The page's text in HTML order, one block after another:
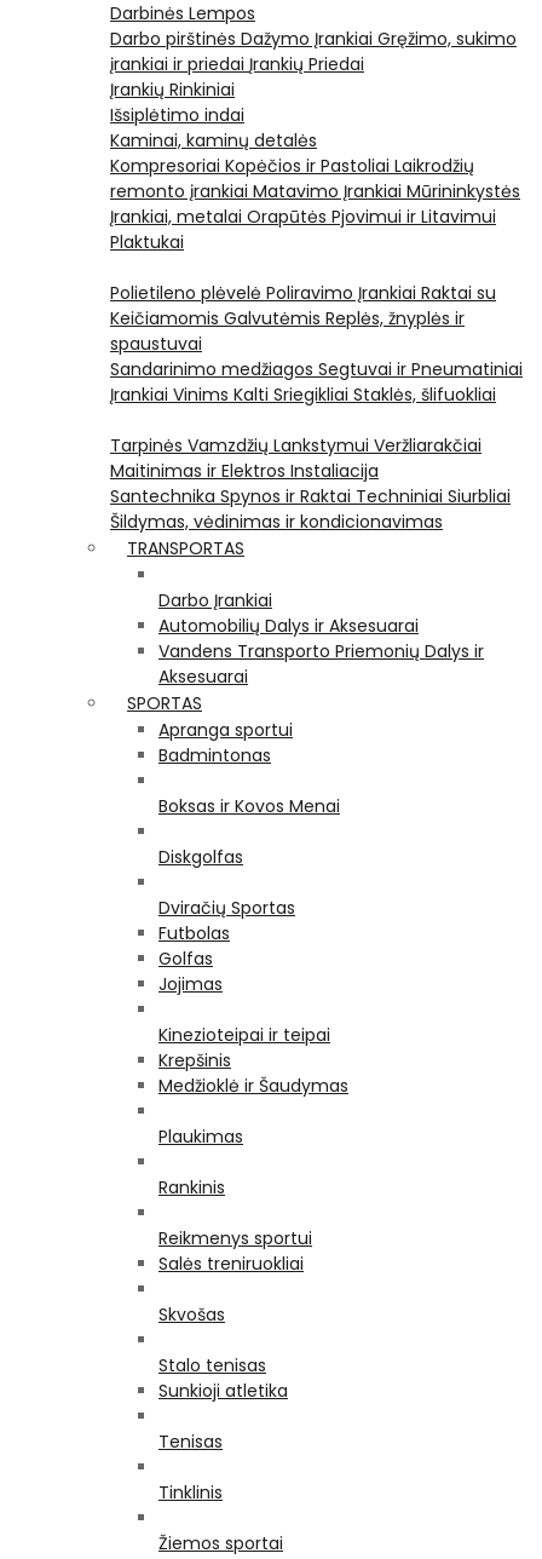
Darbinės Lempos
Darbo pirštinės Dažymo Įrankiai Gręžimo, sukimo
įrankiai ir priedai Įrankių Priedai
Įrankių Rinkiniai
Išsiplėtimo indai
Kaminai, kaminų detalės
Kompresoriai Kopėčios ir Pastoliai Laikrodžių
remonto įrankiai Matavimo Įrankiai Mūrininkystės
Įrankiai, metalai Orapūtės Pjovimui ir Litavimui
Plaktukai
Polietileno plėvelė Poliravimo Įrankiai Raktai su
Keičiamomis Galvutėmis Replės, žnyplės ir
spaustuvai
Sandarinimo medžiagos Segtuvai ir Pneumatiniai
Įrankiai Vinims Kalti Sriegikliai Staklės, šlifuokliai
Tarpinės Vamzdžių Lankstymui Veržliarakčiai
Maitinimas ir Elektros Instaliacija
Santechnika Spynos ir Raktai Techniniai Siurbliai
Šildymas, vėdinimas ir kondicionavimas
TRANSPORTAS
Darbo Įrankiai
Automobilių Dalys ir Aksesuarai
Vandens Transporto Priemonių Dalys ir
Aksesuarai
SPORTAS
Apranga sportui
Badmintonas
Boksas ir Kovos Menai
Diskgolfas
Dviračių Sportas
Futbolas
Golfas
Jojimas
Kinezioteipai ir teipai
Krepšinis
Medžioklė ir Šaudymas
Plaukimas
Rankinis
Reikmenys sportui
Salės treniruokliai
Skvošas
Stalo tenisas
Sunkioji atletika
Tenisas
Tinklinis
Žiemos sportai